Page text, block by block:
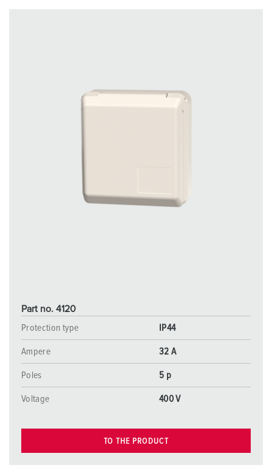
Part no. 4120
Protection type
IP44
Ampere 32 A
Poles 5 p
Voltage 400 V
TO THE PRODUCT